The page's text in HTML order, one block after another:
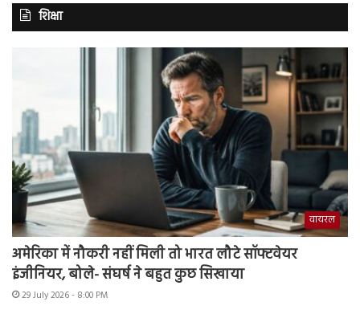
शिक्षा
वायरल
अमेरिका में नौकरी नहीं मिली तो भारत लौटे सॉफ्टवेयर
इंजीनियर, बोले- संघर्ष ने बहुत कुछ सिखाया
29 July 2026 - 8:00 PM